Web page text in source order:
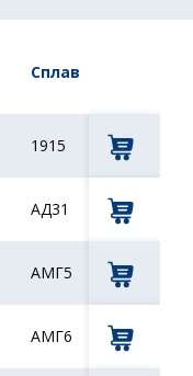
Сплав
1915
АД31
АМГ5
АМГ6